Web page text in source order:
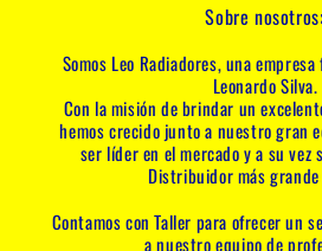
Sobre nosotros
Somos Leo Radiadores, una
Leonardo Silva.
Con la misión de brindar un
hemos crecido junto a nuestro gran
ser líder en el mercado y a su
Distribuidor más
Contamos con Taller para ofrecer un
a nuestro equipo de